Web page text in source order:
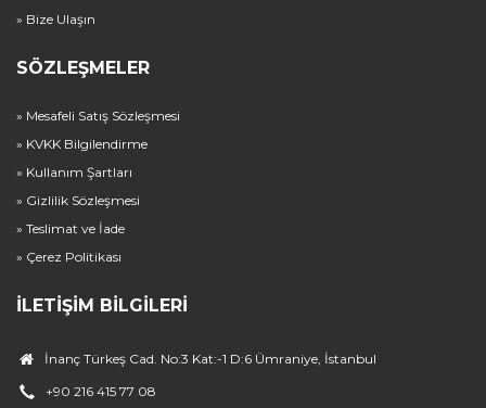
» Bize Ulaşın
SÖZLEŞMELER
» Mesafeli Satış Sözleşmesi
» KVKK Bilgilendirme
» Kullanım Şartları
» Gizlilik Sözleşmesi
» Teslimat ve İade
» Çerez Politikası
İLETIŞIM BILGILERI
İnanç Türkeş Cad. No:3 Kat:-1 D:6 Ümraniye, İstanbul
+90 216 415 77 08